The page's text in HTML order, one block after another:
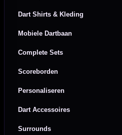
Dart Shirts & Kleding
Mobiele Dartbaan
Complete Sets
Scoreborden
Personaliseren
Dart Accessoires
Surrounds